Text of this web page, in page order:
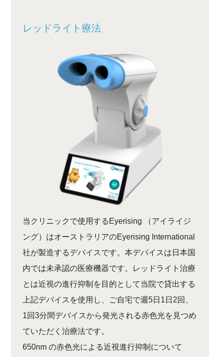
レッドライト療法
当クリニックで使用するEyerising （アイライジ
ング）はオーストラリアのEyerising International
社が製造するデバイスです。本デバイスは日本国
内では未承認の医療機器です。レッドライト治療
とは近視の進行抑制を目的として当院で貸出する
上記デバイスを使用し、ご自宅で週5日1日2回、
1回3分間デバイスから発光される赤色光を見つめ
ていただく治療法です。
650nm の赤色光による近視進行抑制について